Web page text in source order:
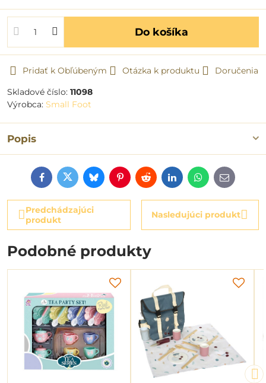
Do košíka
Pridať k Obľúbeným Otázka k produktu
Doručenia
Skladové číslo: 11098
Výrobca: Small Foot
Popis
FacebookTwitterBlueskyPinterestRedditLinkedInWhatsApp
E-
mail
Predchádzajúci
produkt
Nasledujúci produkt
Podobné produkty